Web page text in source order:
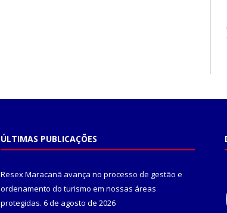
ÚLTIMAS PUBLICAÇÕES
Resex Maracanã avança no processo de gestão e
ordenamento do turismo em nossas áreas
protegidas. 6 de agosto de 2026